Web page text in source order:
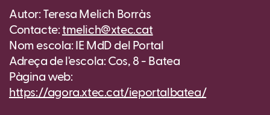
Autor: Teresa Melich Borràs
Contacte:tmelich@xtec.cat
Nom escola: IE MdD del Portal
Adreça de l'escola: Cos, 8 - Batea
Pàgina web:
https://agora.xtec.cat/ieportalbatea/